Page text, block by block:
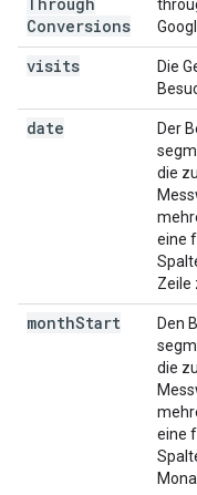
Conversions
visits
Die
date
Der
die
eine
Zeile
monthStart
Den
die
eine